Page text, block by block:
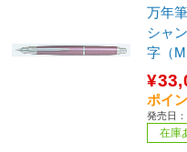
万年
シャ
字（M
ポイ
発売日
在庫